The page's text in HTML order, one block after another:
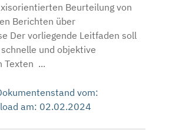
Beurteilung von
Berichten über
Der vorliegende Leitfaden soll
und objektive
Texten ...
vom:
am: 02.02.2024